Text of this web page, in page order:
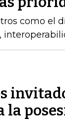
como el
la